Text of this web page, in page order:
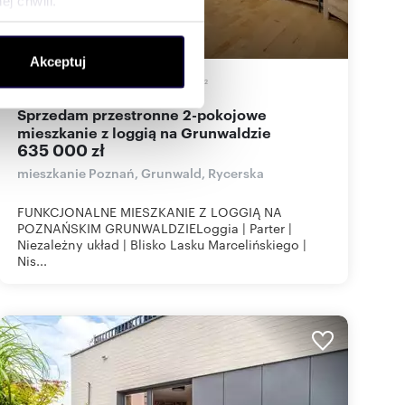
społecznościowym,
od Ciebie lub
Akceptuj
m zł/m 2
Sprzedam przestronne 2-pokojowe
mieszkanie z loggią na Grunwaldzie
635 000 zł
mieszkanie Poznań, Grunwald, Rycerska
FUNKCJONALNE MIESZKANIE Z LOGGIĄ NA
POZNAŃSKIM GRUNWALDZIELoggia | Parter |
Niezależny układ | Blisko Lasku Marcelińskiego |
Nis...